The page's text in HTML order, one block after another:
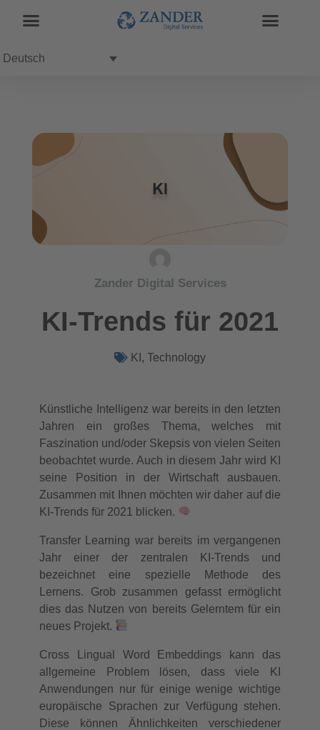
Deutsch
Zander Digital Services
KI-Trends für 2021
KI , Technology
Künstliche Intelligenz war bereits in den letzten
Jahren ein großes Thema, welches mit
Faszination und/oder Skepsis von vielen Seiten
beobachtet wurde. Auch in diesem Jahr wird KI
seine Position in der Wirtschaft ausbauen.
Zusammen mit Ihnen möchten wir daher auf die
KI-Trends für 2021 blicken.
Transfer Learning war bereits im vergangenen
Jahr einer der zentralen KI-Trends und
bezeichnet eine spezielle Methode des
Lernens. Grob zusammen gefasst ermöglicht
dies das Nutzen von bereits Gelerntem für ein
neues Projekt.
Cross Lingual Word Embeddings kann das
allgemeine Problem lösen, dass viele KI
Anwendungen nur für einige wenige wichtige
europäische Sprachen zur Verfügung stehen.
Diese können Ähnlichkeiten verschiedener